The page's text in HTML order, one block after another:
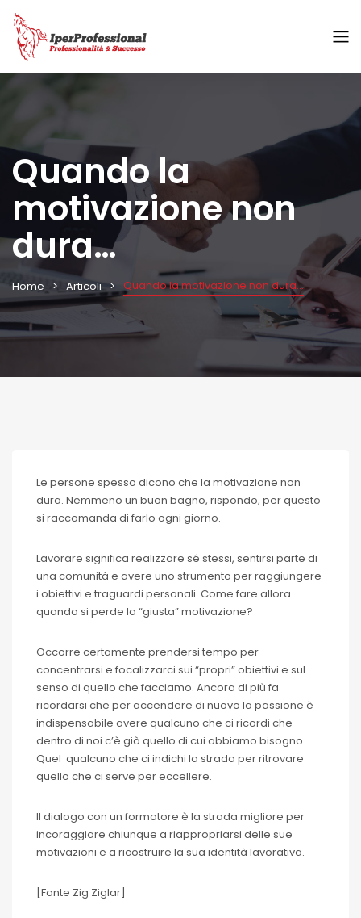
Quando la
motivazione non
dura…
Home Articoli Quando la motivazione non dura…
Le persone spesso dicono che la motivazione non
dura. Nemmeno un buon bagno, rispondo, per questo
si raccomanda di farlo ogni giorno.
Lavorare significa realizzare sé stessi, sentirsi parte di
una comunità e avere uno strumento per raggiungere
i obiettivi e traguardi personali. Come fare allora
quando si perde la “giusta” motivazione?
Occorre certamente prendersi tempo per
concentrarsi e focalizzarci sui “propri” obiettivi e sul
senso di quello che facciamo. Ancora di più fa
ricordarsi che per accendere di nuovo la passione è
indispensabile avere qualcuno che ci ricordi che
dentro di noi c’è già quello di cui abbiamo bisogno.
Quel qualcuno che ci indichi la strada per ritrovare
quello che ci serve per eccellere.
Il dialogo con un formatore è la strada migliore per
incoraggiare chiunque a riappropriarsi delle sue
motivazioni e a ricostruire la sua identità lavorativa.
[Fonte Zig Ziglar]